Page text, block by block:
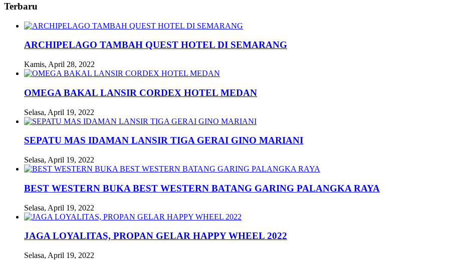
Terbaru
ARCHIPELAGO TAMBAH QUEST HOTEL DI SEMARANG
Kamis, April 28, 2022
OMEGA BAKAL LANSIR CORDEX HOTEL MEDAN
Selasa, April 19, 2022
SEPATU MAS IDAMAN LANSIR TIGA GERAI GINO MARIANI
Selasa, April 19, 2022
BEST WESTERN BUKA BEST WESTERN BATANG GARING PALANGKA RAYA
Selasa, April 19, 2022
JAGA LOYALITAS, PROPAN GELAR HAPPY WHEEL 2022
Selasa, April 19, 2022